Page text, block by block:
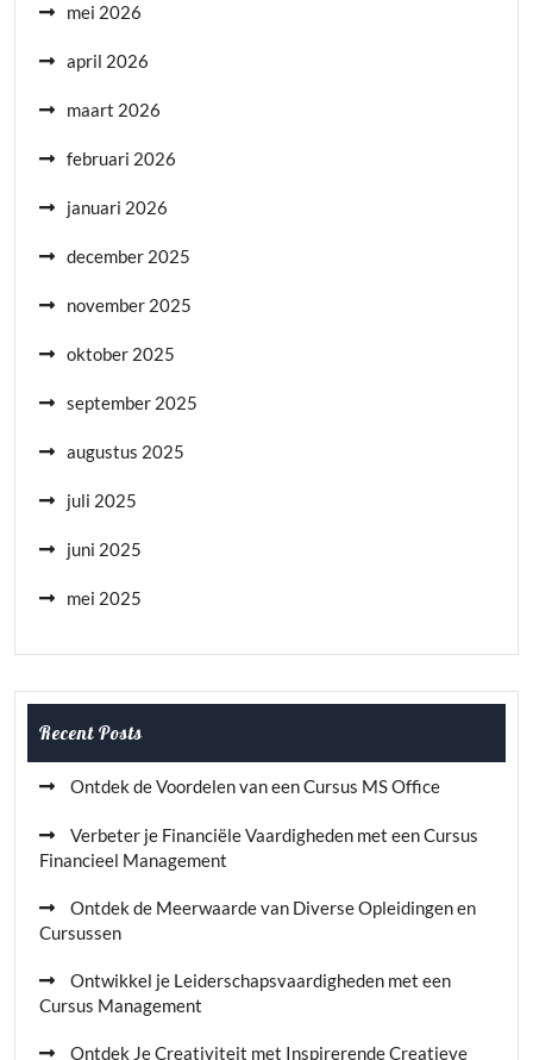
mei 2026
april 2026
maart 2026
februari 2026
januari 2026
december 2025
november 2025
oktober 2025
september 2025
augustus 2025
juli 2025
juni 2025
mei 2025
Recent Posts
Ontdek de Voordelen van een Cursus MS Office
Verbeter je Financiële Vaardigheden met een Cursus
Financieel Management
Ontdek de Meerwaarde van Diverse Opleidingen en
Cursussen
Ontwikkel je Leiderschapsvaardigheden met een
Cursus Management
Ontdek Je Creativiteit met Inspirerende Creatieve